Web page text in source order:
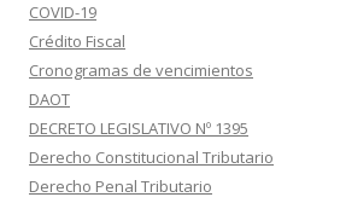
COVID-19
Crédito Fiscal
Cronogramas de vencimientos
DAOT
DECRETO LEGISLATIVO Nº 1395
Derecho Constitucional Tributario
Derecho Penal Tributario